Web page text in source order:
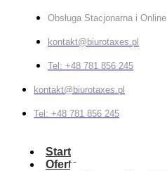
Obsługa Stacjonarna i Online
kontakt@biurotaxes.pl
Tel: +48 781 856 245
kontakt@biurotaxes.pl
Tel: +48 781 856 245
Start
Oferta